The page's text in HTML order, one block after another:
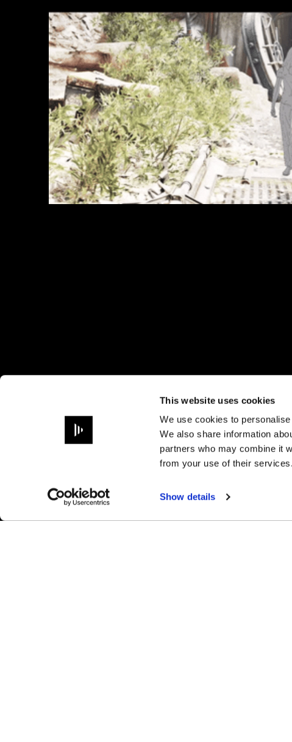
This website uses cookies
We use cookies to
We also share information
partners who may combine it
from your use of their services.
Show details